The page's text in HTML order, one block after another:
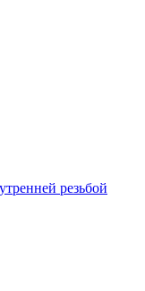
резьбой